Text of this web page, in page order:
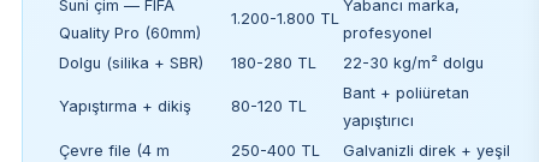
Suni çim — FIFA
Quality Pro (60mm)
1.200-1.800 TL
Yabancı marka,
profesyonel
Dolgu (silika + SBR)
180-280 TL 22-30 kg/m² dolgu
Yapıştırma + dikiş 80-120 TL
Bant + poliüretan
yapıştırıcı
Çevre file (4 m
250-400 TL
Galvanizli direk + yeşil